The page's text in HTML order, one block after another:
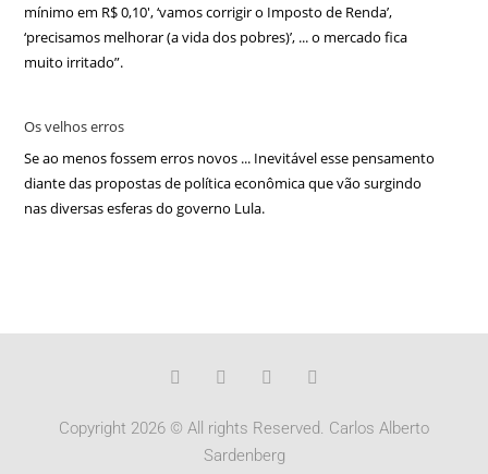
mínimo em R$ 0,10′, ‘vamos corrigir o Imposto de Renda’,
‘precisamos melhorar (a vida dos pobres)’, ... o mercado fica
muito irritado”.
Os velhos erros
Se ao menos fossem erros novos ... Inevitável esse pensamento
diante das propostas de política econômica que vão surgindo
nas diversas esferas do governo Lula.
Copyright 2026 © All rights Reserved. Carlos Alberto
Sardenberg